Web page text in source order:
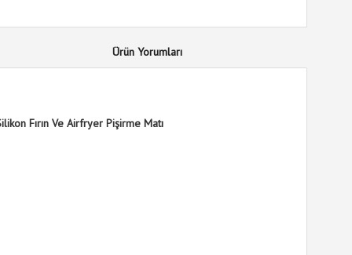
Ürün Yorumları
Fırın Ve Airfryer Pişirme Matı